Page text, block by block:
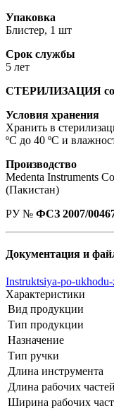
Упаковка
Блистер, 1 шт
Срок службы
5 лет
СТЕРИЛИЗАЦИЯ
Условия хранения
Хранить в
ºС до 40 ºС и
Производство
Medenta Instruments
(Пакистан)
РУ № ФСЗ 2007/
Документация и
Instruktsiya-po-
Характеристики
Вид продукции
Тип продукции
Назначение
Тип ручки
Длина инструмента
Длина рабочих частей
Ширина рабочих